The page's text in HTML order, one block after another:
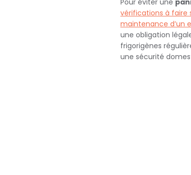
Pour éviter une
vérifications à faire
maintenance d’un
une obligation
frigorigènes
une sécurité